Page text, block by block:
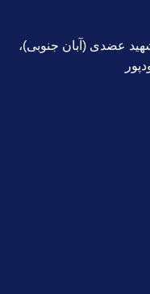
عضدی (آبان جنوبی)،